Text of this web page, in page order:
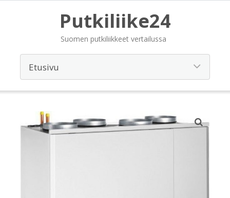
Putkiliike24
Suomen putkiliikkeet vertailussa